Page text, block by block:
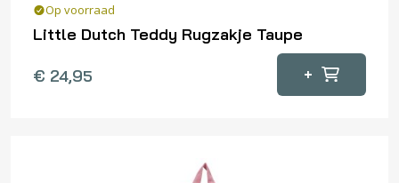
Op voorraad
Little Dutch Teddy Rugzakje Taupe
€ 24,95 +